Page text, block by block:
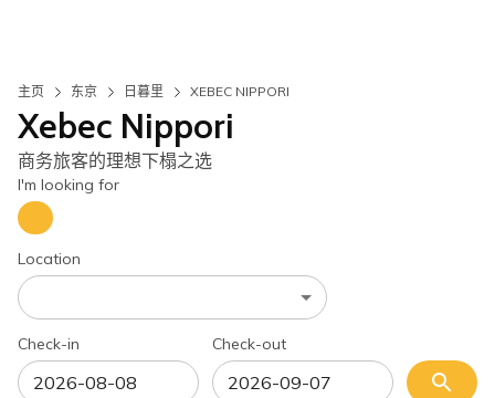
主页 东京 日暮里 XEBEC NIPPORI
Xebec Nippori
商务旅客的理想下榻之选
I'm looking for
Location
Check-in Check-out